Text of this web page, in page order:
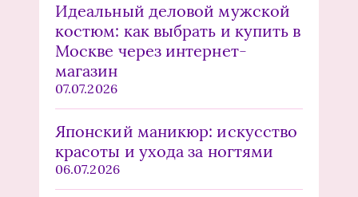
Идеальный деловой мужской
костюм: как выбрать и купить в
Москве через интернет-
магазин
07.07.2026
Японский маникюр: искусство
красоты и ухода за ногтями
06.07.2026